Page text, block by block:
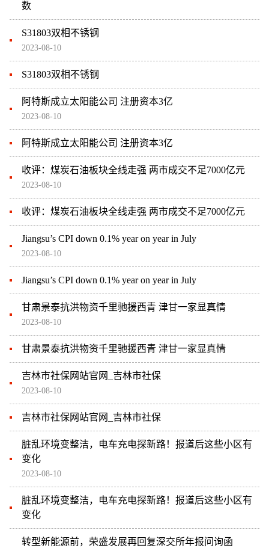
数
S31803双相不锈钢
2023-08-10
S31803双相不锈钢
阿特斯成立太阳能公司 注册资本3亿
2023-08-10
阿特斯成立太阳能公司 注册资本3亿
收评：煤炭石油板块全线走强 两市成交不足7000亿元
2023-08-10
收评：煤炭石油板块全线走强 两市成交不足7000亿元
Jiangsu’s CPI down 0.1% year on year in July
2023-08-10
Jiangsu’s CPI down 0.1% year on year in July
甘肃景泰抗洪物资千里驰援西青 津甘一家显真情
2023-08-10
甘肃景泰抗洪物资千里驰援西青 津甘一家显真情
吉林市社保网站官网_吉林市社保
2023-08-10
吉林市社保网站官网_吉林市社保
脏乱环境变整洁，电车充电探新路！报道后这些小区有
变化
2023-08-10
脏乱环境变整洁，电车充电探新路！报道后这些小区有
变化
转型新能源前，荣盛发展再回复深交所年报问询函